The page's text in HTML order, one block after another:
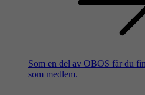
Som en del av OBOS får du
som medlem.